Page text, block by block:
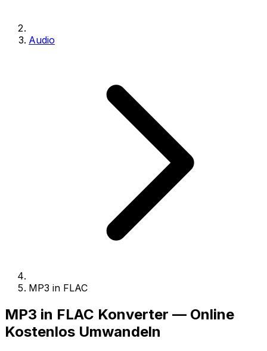
Audio
MP3 in FLAC
MP3 in FLAC Konverter — Online
Kostenlos Umwandeln